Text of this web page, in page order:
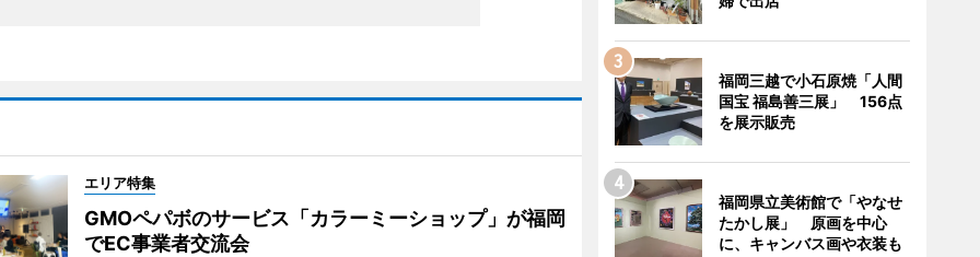
エリア特集
GMOペパボのサービス「カラーミーショップ」が福岡
でEC事業者交流会
福岡三越で小石原焼「人間
国宝 福島善三展」 156点
を展示販売
福岡県立美術館で「やなせ
たかし展」 原画を中心
に、キャンバス画や衣装も